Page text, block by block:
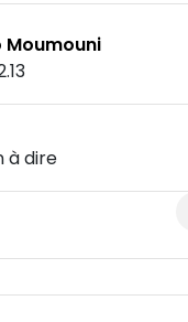
Moumouni
à dire